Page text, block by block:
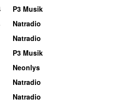
P3 Musik
Natradio
Natradio
P3 Musik
Neonlys
Natradio
Natradio